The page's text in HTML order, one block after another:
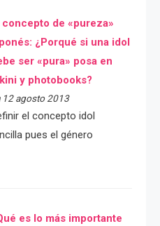
concepto de «pureza»
¿Porqué si una idol
ser «pura» posa en
y photobooks?
12 agosto 2013
el concepto idol
pues el género
es lo más importante